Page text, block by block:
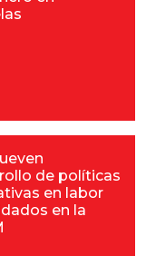
de políticas
en labor
en la